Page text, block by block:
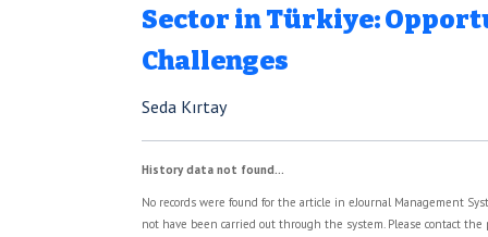
Sector in Türkiye:
Challenges
Seda Kırtay
History data not found...
No records were found for the article in eJournal Management
not have been carried out through the system. Please contact